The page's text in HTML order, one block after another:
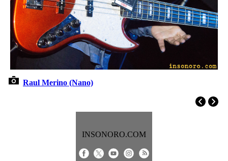
Raul Merino (Nano)
INSONORO.COM